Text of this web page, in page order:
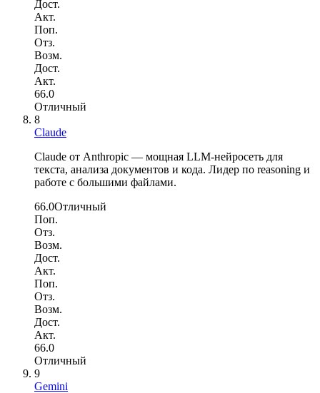
Дост.
Акт.
Поп.
Отз.
Возм.
Дост.
Акт.
66.0
Отличный
8
Claude
Claude от Anthropic — мощная LLM-нейросеть для
текста, анализа документов и кода. Лидер по reasoning и
работе с большими файлами.
66.0Отличный
Поп.
Отз.
Возм.
Дост.
Акт.
Поп.
Отз.
Возм.
Дост.
Акт.
66.0
Отличный
9
Gemini